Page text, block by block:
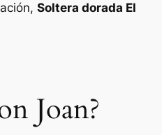
Soltera dorada El
Joan?